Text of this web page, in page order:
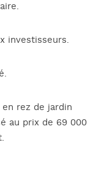
investisseurs.
rez de jardin
au prix de 69 000